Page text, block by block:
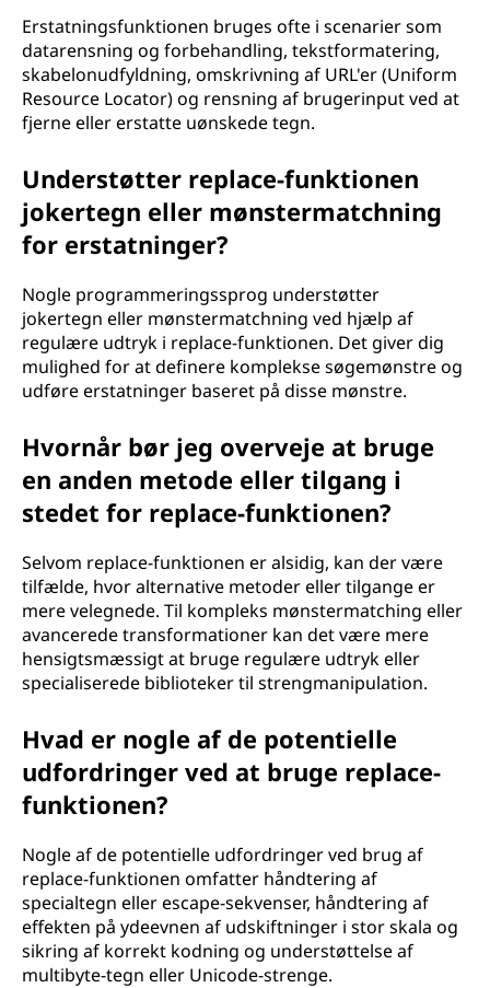
Erstatningsfunktionen bruges ofte i scenarier som
datarensning og forbehandling, tekstformatering,
skabelonudfyldning, omskrivning af URL'er (Uniform
Resource Locator) og rensning af brugerinput ved at
fjerne eller erstatte uønskede tegn.
Understøtter replace-funktionen
jokertegn eller mønstermatchning
for erstatninger?
Nogle programmeringssprog understøtter
jokertegn eller mønstermatchning ved hjælp af
regulære udtryk i replace-funktionen. Det giver dig
mulighed for at definere komplekse søgemønstre og
udføre erstatninger baseret på disse mønstre.
Hvornår bør jeg overveje at bruge
en anden metode eller tilgang i
stedet for replace-funktionen?
Selvom replace-funktionen er alsidig, kan der være
tilfælde, hvor alternative metoder eller tilgange er
mere velegnede. Til kompleks mønstermatching eller
avancerede transformationer kan det være mere
hensigtsmæssigt at bruge regulære udtryk eller
specialiserede biblioteker til strengmanipulation.
Hvad er nogle af de potentielle
udfordringer ved at bruge replace-
funktionen?
Nogle af de potentielle udfordringer ved brug af
replace-funktionen omfatter håndtering af
specialtegn eller escape-sekvenser, håndtering af
effekten på ydeevnen af udskiftninger i stor skala og
sikring af korrekt kodning og understøttelse af
multibyte-tegn eller Unicode-strenge.